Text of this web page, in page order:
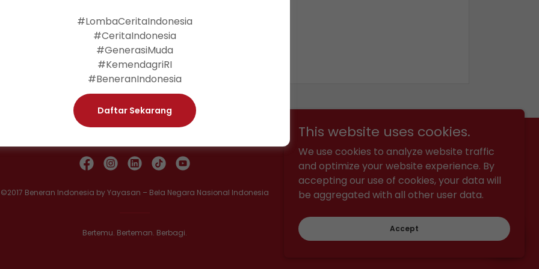
©2017 Beneran Indonesia by Yayasan – Bela Negara Nasional Indonesia
Bertemu. Berteman. Berbagi.
#LombaCeritaIndonesia
#CeritaIndonesia
#GenerasiMuda
#KemendagriRI
#BeneranIndonesia
Daftar Sekarang
This website uses cookies.
We use cookies to analyze website traffic
and optimize your website experience. By
accepting our use of cookies, your data will
be aggregated with all other user data.
Accept